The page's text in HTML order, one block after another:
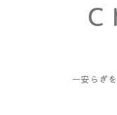
ー安らぎ